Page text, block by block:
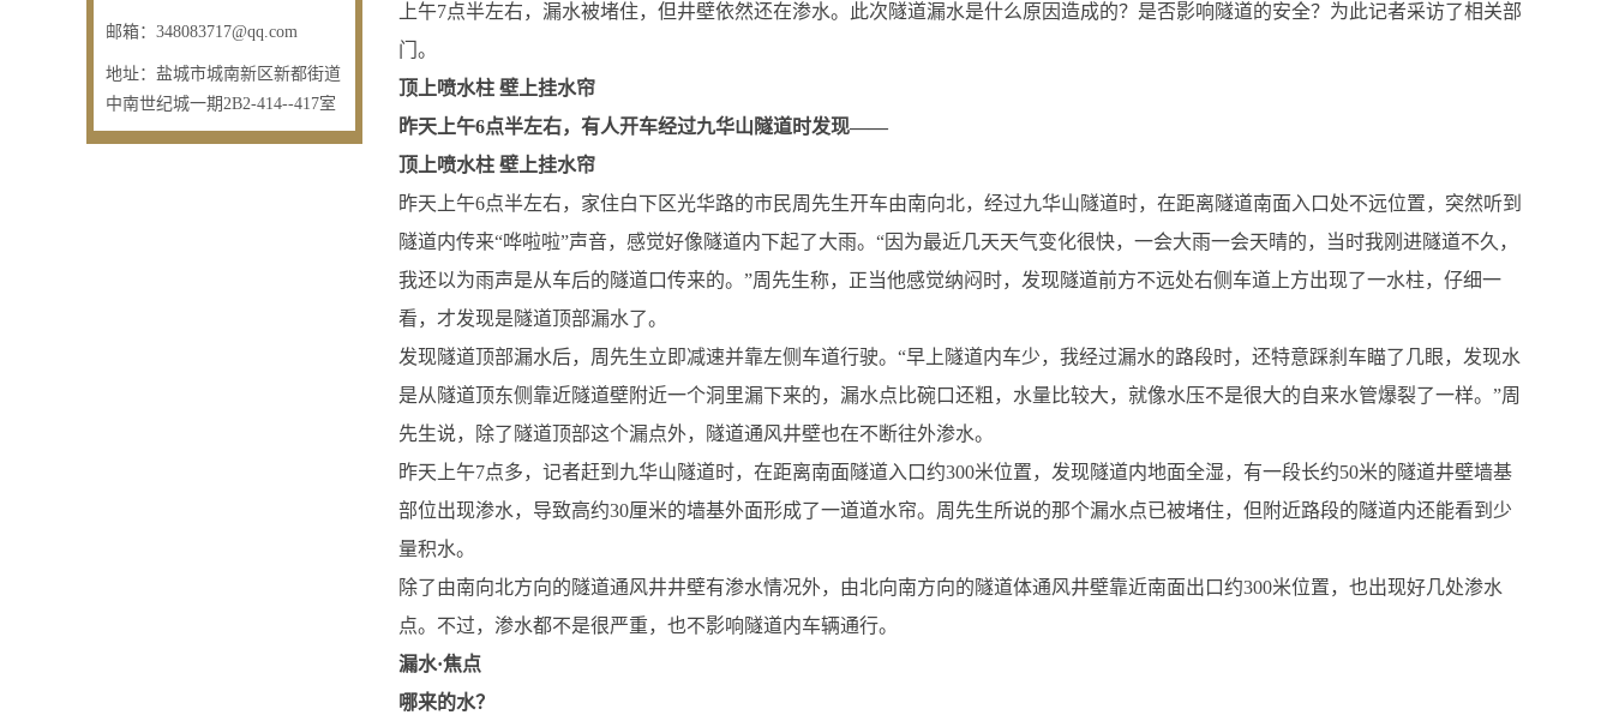
邮箱： 348083717@qq.com
地址： 盐城市城南新区新都街道
中南世纪城一期2B2-414--417室
上午7点半左右，漏水被堵住，但井壁依然还在渗水。此次隧道漏水是什么原因造成的？是否影响隧道的安全？为此记者采访了相关部
门。
顶上喷水柱 壁上挂水帘
昨天上午6点半左右，有人开车经过九华山隧道时发现——
顶上喷水柱 壁上挂水帘
昨天上午6点半左右，家住白下区光华路的市民周先生开车由南向北，经过九华山隧道时，在距离隧道南面入口处不远位置，突然听到
隧道内传来“哗啦啦”声音，感觉好像隧道内下起了大雨。“因为最近几天天气变化很快，一会大雨一会天晴的，当时我刚进隧道不久，
我还以为雨声是从车后的隧道口传来的。”周先生称，正当他感觉纳闷时，发现隧道前方不远处右侧车道上方出现了一水柱，仔细一
看，才发现是隧道顶部漏水了。
发现隧道顶部漏水后，周先生立即减速并靠左侧车道行驶。“早上隧道内车少，我经过漏水的路段时，还特意踩刹车瞄了几眼，发现水
是从隧道顶东侧靠近隧道壁附近一个洞里漏下来的，漏水点比碗口还粗，水量比较大，就像水压不是很大的自来水管爆裂了一样。”周
先生说，除了隧道顶部这个漏点外，隧道通风井壁也在不断往外渗水。
昨天上午7点多，记者赶到九华山隧道时，在距离南面隧道入口约300米位置，发现隧道内地面全湿，有一段长约50米的隧道井壁墙基
部位出现渗水，导致高约30厘米的墙基外面形成了一道道水帘。周先生所说的那个漏水点已被堵住，但附近路段的隧道内还能看到少
量积水。
除了由南向北方向的隧道通风井井壁有渗水情况外，由北向南方向的隧道体通风井壁靠近南面出口约300米位置，也出现好几处渗水
点。不过，渗水都不是很严重，也不影响隧道内车辆通行。
漏水·焦点
哪来的水？